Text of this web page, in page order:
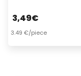
3,49€
3.49 €/piece